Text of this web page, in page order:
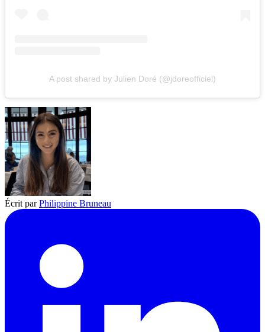
A post shared by Julien Doré (@jdoreofficiel)
Écrit parPhilippine Bruneau